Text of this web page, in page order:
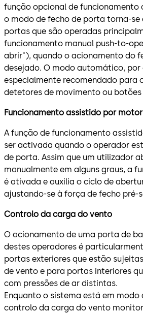
função opcional de funcionamento
o modo de fecho de porta torna-se
portas que são operadas
funcionamento manual push-to-
abrir"), quando o acionamento do
desejado. O modo automático, por
especialmente recomendado para
detetores de movimento ou botões
Funcionamento assistido por motor
A função de funcionamento
ser activada quando o operador
de porta. Assim que um utilizador
manualmente em alguns graus, a
é ativada e auxilia o ciclo de
ajustando-se à força de fecho pré-
Controlo da carga do vento
O acionamento de uma porta de
destes operadores é
portas exteriores que estão
de vento e para portas interiores
com pressões de ar distintas.
Enquanto o sistema está em
controlo da carga do vento